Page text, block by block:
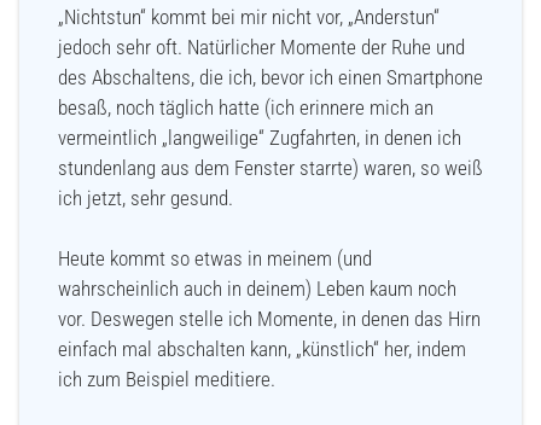
„Nichtstun“ kommt bei mir nicht vor, „Anderstun“
jedoch sehr oft. Natürlicher Momente der Ruhe und
des Abschaltens, die ich, bevor ich einen Smartphone
besaß, noch täglich hatte (ich erinnere mich an
vermeintlich „langweilige“ Zugfahrten, in denen ich
stundenlang aus dem Fenster starrte) waren, so weiß
ich jetzt, sehr gesund.
Heute kommt so etwas in meinem (und
wahrscheinlich auch in deinem) Leben kaum noch
vor. Deswegen stelle ich Momente, in denen das Hirn
einfach mal abschalten kann, „künstlich“ her, indem
ich zum Beispiel meditiere.